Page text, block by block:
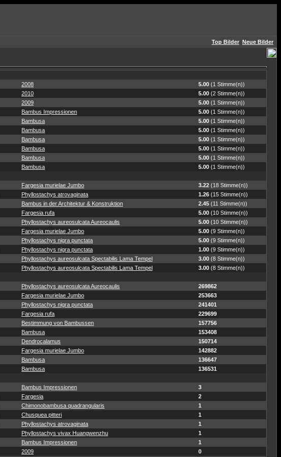
Top Bilder Neue Bilder
2008 5.00 (1 Stimme(n))
2010 5.00 (2 Stimme(n))
2009 5.00 (1 Stimme(n))
Bambus Impressionen 5.00 (1 Stimme(n))
Bambusa 5.00 (1 Stimme(n))
Bambusa 5.00 (1 Stimme(n))
Bambusa 5.00 (1 Stimme(n))
Bambusa 5.00 (1 Stimme(n))
Bambusa 5.00 (1 Stimme(n))
Bambusa 5.00 (1 Stimme(n))
Fargesia murielae Jumbo 3.22 (18 Stimme(n))
Phyllostachys atrovaginata 1.26 (15 Stimme(n))
Bambus in der Architektur & Konstruktion 2.45 (11 Stimme(n))
Fargesia rufa 5.00 (10 Stimme(n))
Phyllostachys aureosulcata Aureocaulis 5.00 (10 Stimme(n))
Fargesia murielae Jumbo 5.00 (9 Stimme(n))
Phyllostachys nigra punctata 5.00 (9 Stimme(n))
Phyllostachys nigra punctata 1.00 (9 Stimme(n))
Phyllostachys aureosulcata Spectabilis Lama Tempel 3.00 (8 Stimme(n))
Phyllostachys aureosulcata Spectabilis Lama Tempel 3.00 (8 Stimme(n))
Phyllostachys aureosulcata Aureocaulis
269862
Fargesia murielae Jumbo
253663
Phyllostachys nigra punctata
241401
Fargesia rufa
229699
Bestimmung von Bambussen
157756
Bambusa
153408
Dendrocalamus
150714
Fargesia murielae Jumbo
142882
Bambusa
136647
Bambusa
136531
Bambus Impressionen
3
Fargesia
2
Chimonobambusa quadrangularis
1
Chusquea pitteri
1
Phyllostachys atrovaginata
1
Phyllostachys vivax Huangwenzhu
1
Bambus Impressionen
1
2009 0